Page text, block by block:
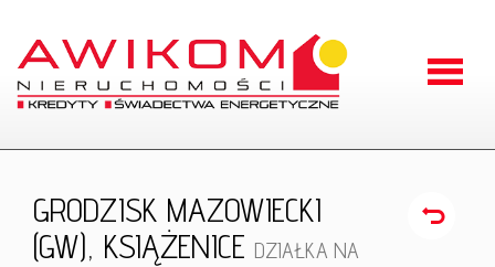
GRODZISK MAZOWIECKI
(GW), KSIĄŻENICE DZIAŁKA NA